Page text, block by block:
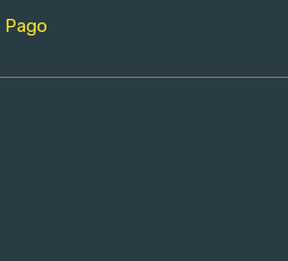
Pago